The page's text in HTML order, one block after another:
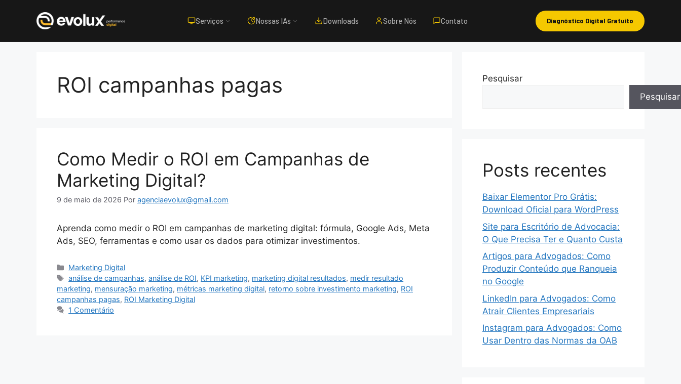
Serviços Nossas IAs Downloads Sobre Nós Contato Diagnóstico Digital Gratuito
ROI campanhas pagas
Como Medir o ROI em Campanhas de
Marketing Digital?
9 de maio de 2026 Por agenciaevolux@gmail.com
Aprenda como medir o ROI em campanhas de marketing digital: fórmula, Google Ads, Meta
Ads, SEO, ferramentas e como usar os dados para otimizar investimentos.
Categorias
Marketing Digital
Tags
análise de campanhas,análise de ROI, KPI marketing, marketing digital resultados, medir resultado
marketing, mensuração marketing, métricas marketing digital, retorno sobre investimento marketing, ROI
campanhas pagas, ROI Marketing Digital
1 Comentário
Pesquisar
Pesquisar
Posts recentes
Baixar Elementor Pro Grátis:
Download Oficial para WordPress
Site para Escritório de Advocacia:
O Que Precisa Ter e Quanto Custa
Artigos para Advogados: Como
Produzir Conteúdo que Ranqueia
no Google
LinkedIn para Advogados: Como
Atrair Clientes Empresariais
Instagram para Advogados: Como
Usar Dentro das Normas da OAB